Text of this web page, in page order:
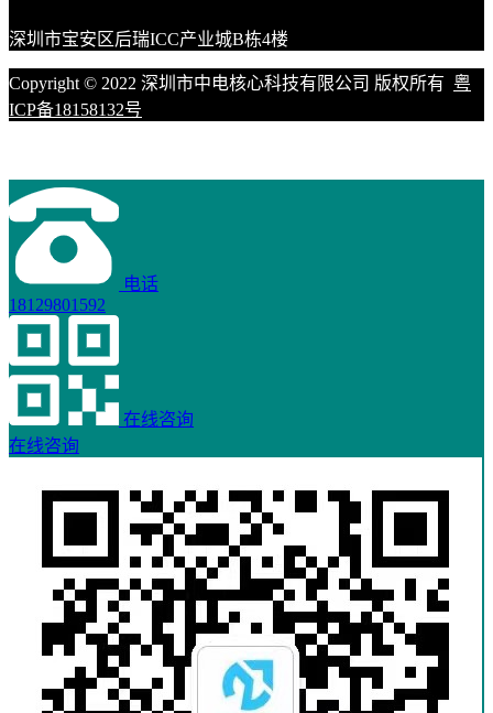
深圳市宝安区后瑞ICC产业城B栋4楼
Copyright © 2022 深圳市中电核心科技有限公司 版权所有 粤
ICP备18158132号
电话
18129801592
在线咨询
在线咨询